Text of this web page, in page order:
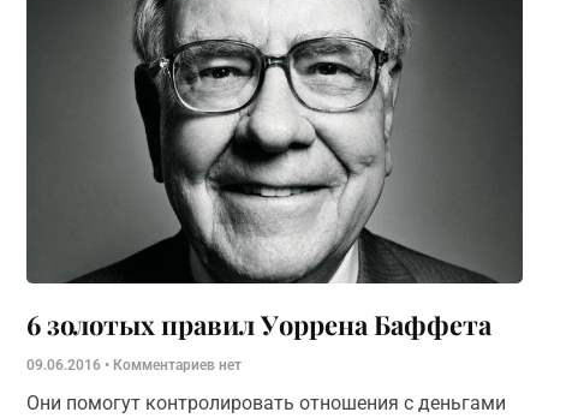
6 золотых правил У­ор­ре­на Баф­фе­та
09.06.2016 Комментариев нет
Они по­могут кон­тро­лиро­вать от­но­шения с день­га­ми